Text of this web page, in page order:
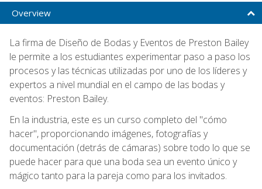
Overview
La firma de Diseño de Bodas y Eventos de Preston Bailey
le permite a los estudiantes experimentar paso a paso los
procesos y las técnicas utilizadas por uno de los líderes y
expertos a nivel mundial en el campo de las bodas y
eventos: Preston Bailey.
En la industria, este es un curso completo del "cómo
hacer", proporcionando imágenes, fotografías y
documentación (detrás de cámaras) sobre todo lo que se
puede hacer para que una boda sea un evento único y
mágico tanto para la pareja como para los invitados.